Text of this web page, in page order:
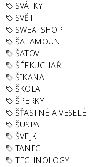
SVÁTKY
SVĚT
SWEATSHOP
ŠALAMOUN
ŠATOV
ŠÉFKUCHAŘ
ŠIKANA
ŠKOLA
ŠPERKY
ŠŤASTNÉ A VESELÉ
ŠUSPA
ŠVEJK
TANEC
TECHNOLOGY